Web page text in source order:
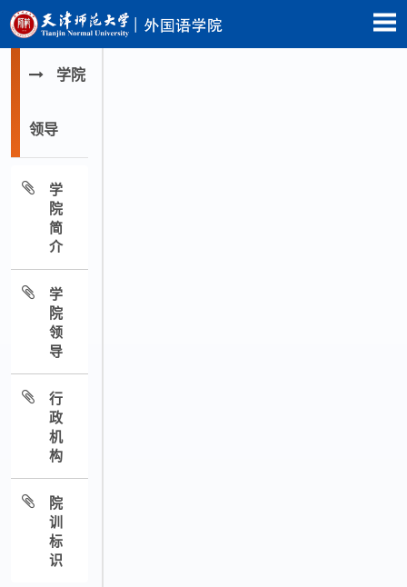
学院
领导
学
院
简
介
学
院
领
导
行
政
机
构
院
训
标
识